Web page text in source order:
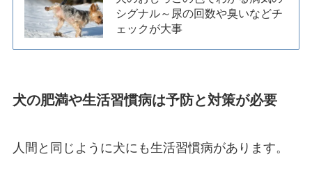
シグナル～尿の回数や臭いなどチ
ェックが大事
犬の肥満や生活習慣病は予防と対策が必要
人間と同じように犬にも生活習慣病があります。